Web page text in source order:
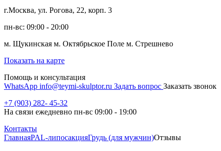
г.Москва, ул. Рогова, 22, корп. 3
пн-вс: 09:00 - 20:00
м. Щукинская м. Октябрьское Поле м. Стрешнево
Показать на карте
Помощь и консультация
WhatsApp info@teymi-skulptor.ru Задать вопрос Заказать звонок
+7 (903) 282- 45-32
На связи ежедневно пн-вс 09:00 - 19:00
Контакты
ГлавнаяPAL-липосакцияГрудь (для мужчин)Отзывы